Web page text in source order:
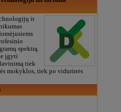
ir
spektrą.
įgyti
tiek
mokyklos, tiek po vidurinės